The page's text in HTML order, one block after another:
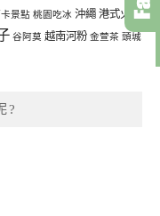
景點 桃園吃冰 沖繩 港式火鍋
谷阿莫 越南河粉 金萱茶 頭城
?